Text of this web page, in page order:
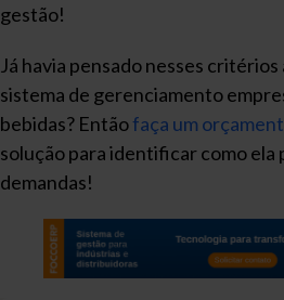
gestão!
Já havia pensado nesses
sistema de gerenciamento
bebidas? Entãofaça um
solução para identificar como ela
demandas!